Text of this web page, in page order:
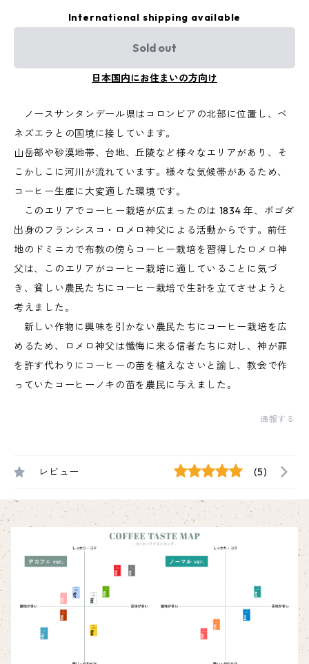
International shipping available
Sold out
日本国内にお住まいの方向け
ノースサンタンデール県はコロンビアの北部に位置し、ベ
ネズエラとの国境に接しています。
山岳部や砂漠地帯、台地、丘陵など様々なエリアがあり、そ
こかしこに河川が流れています。様々な気候帯があるため、
コーヒー生産に大変適した環境です。
このエリアでコーヒー栽培が広まったのは 1834 年、ボゴダ
出身のフランシスコ・ロメロ神父による活動からです。前任
地のドミニカで布教の傍らコーヒー栽培を習得したロメロ神
父は、このエリアがコーヒー栽培に適していることに気づ
き、貧しい農民たちにコーヒー栽培で生計を立てさせようと
考えました。
新しい作物に興味を引かない農民たちにコーヒー栽培を広
めるため、ロメロ神父は懺悔に来る信者たちに対し、神が罪
を許す代わりにコーヒーの苗を植えなさいと諭し、教会で作
っていたコーヒーノキの苗を農民に与えました。
通報する
レビュー (5)